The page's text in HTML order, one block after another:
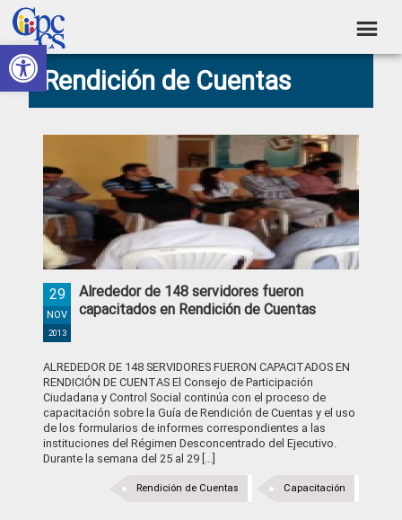
Abrir barra de herramientas
Skip
to
primary
navigation
Skip
to
main
content
Skip
to
primary
sidebar
Skip
to
footer
Consejo
de
Control
Social
Construyendo
Poder
Ciudadano
Rendición de Cuentas
Alrededor de 148 servidores fueron
capacitados en Rendición de Cuentas
29
NOV
2013
ALREDEDOR DE 148 SERVIDORES FUERON CAPACITADOS EN
RENDICIÓN DE CUENTAS El Consejo de Participación
Ciudadana y Control Social continúa con el proceso de
capacitación sobre la Guía de Rendición de Cuentas y el uso
de los formularios de informes correspondientes a las
instituciones del Régimen Desconcentrado del Ejecutivo.
Durante la semana del 25 al 29 [...]
Capacitación
Rendición de Cuentas